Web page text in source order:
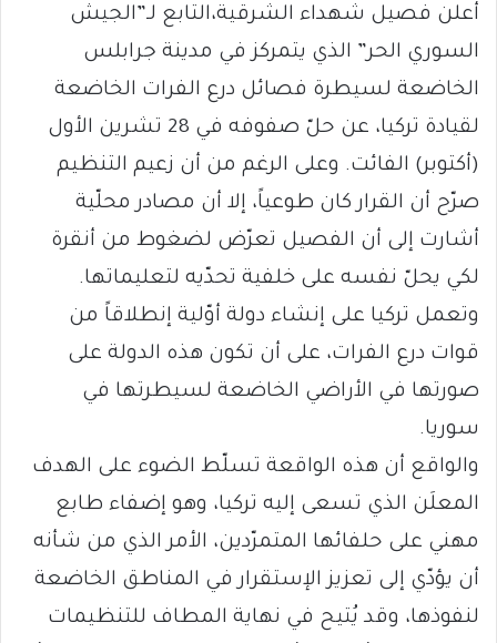
أعلن فصيل شهداء الشرقية،التابع لـ”الجيش
السوري الحر” الذي يتمركز في مدينة جرابلس
الخاضعة لسيطرة فصائل درع الفرات الخاضعة
لقيادة تركيا، عن حلّ صفوفه في 28 تشرين الأول
(أكتوبر) الفائت. وعلى الرغم من أن زعيم التنظيم
صرّح أن القرار كان طوعياً، إلا أن مصادر محلّية
أشارت إلى أن الفصيل تعرّض لضغوط من أنقرة
لكي يحلّ نفسه على خلفية تحدّيه لتعليماتها.
وتعمل تركيا على إنشاء دولة أوّلية إنطلاقاً من
قوات درع الفرات، على أن تكون هذه الدولة على
صورتها في الأراضي الخاضعة لسيطرتها في
سوريا.
والواقع أن هذه الواقعة تسلّط الضوء على الهدف
المعلَن الذي تسعى إليه تركيا، وهو إضفاء طابع
مهني على حلفائها المتمرّدين، الأمر الذي من شأنه
أن يؤدّي إلى تعزيز الإستقرار في المناطق الخاضعة
لنفوذها، وقد يُتيح في نهاية المطاف للتنظيمات